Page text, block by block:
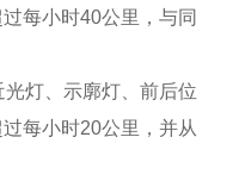
每小时40公里，与同
灯、示廓灯、前后位
每小时20公里，并从